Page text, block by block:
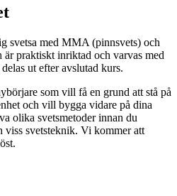
svetsa med MMA (pinnsvets) och
praktiskt inriktad och varvas med
ut efter avslutad kurs.
som vill få en grund att stå på
och vill bygga vidare på dina
olika svetsmetoder innan du
viss svetsteknik. Vi kommer att